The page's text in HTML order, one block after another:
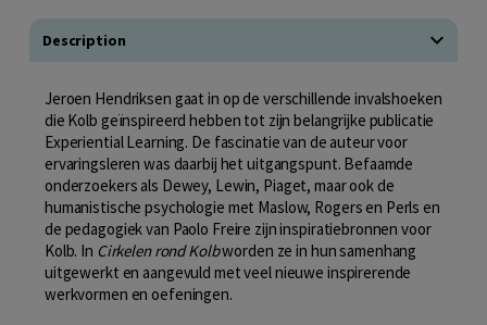
Description
Jeroen Hendriksen gaat in op de verschillende invalshoeken
die Kolb geïnspireerd hebben tot zijn belangrijke publicatie
Experiential Learning. De fascinatie van de auteur voor
ervaringsleren was daarbij het uitgangspunt. Befaamde
onderzoekers als Dewey, Lewin, Piaget, maar ook de
humanistische psychologie met Maslow, Rogers en Perls en
de pedagogiek van Paolo Freire zijn inspiratiebronnen voor
Kolb. In Cirkelen rond Kolbworden ze in hun samenhang
uitgewerkt en aangevuld met veel nieuwe inspirerende
werkvormen en oefeningen.